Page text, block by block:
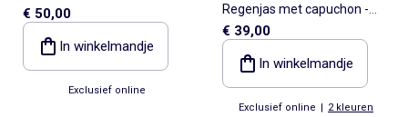
te trekken collectie
€ 50,00
In winkelmandje
Exclusief online
Regenjas met capuchon -
collectie gemakkelijk aan te
trekken
€ 39,00
In winkelmandje
Exclusief online | 2 kleuren